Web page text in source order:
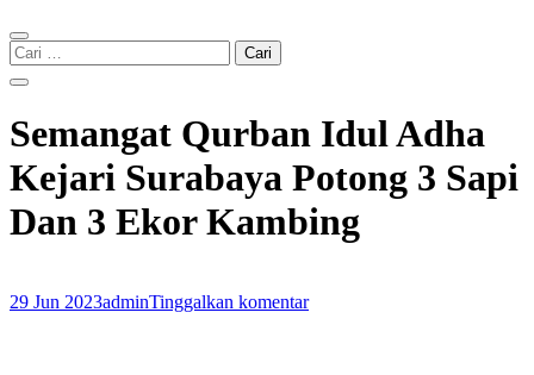
Cari
untuk:
Semangat Qurban Idul Adha
Kejari Surabaya Potong 3 Sapi
Dan 3 Ekor Kambing
29 Jun 2023adminTinggalkan komentar